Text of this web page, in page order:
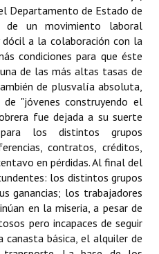
Departamento de Estado de
un movimiento laboral
a la colaboración con la
condiciones para que éste
de las más altas tasas de
de plusvalía absoluta,
"jóvenes construyendo el
fue dejada a su suerte
los distintos grupos
contratos, créditos,
en pérdidas. Al final del
los distintos grupos
ganancias; los trabajadores
en la miseria, a pesar de
pero incapaces de seguir
básica, el alquiler de